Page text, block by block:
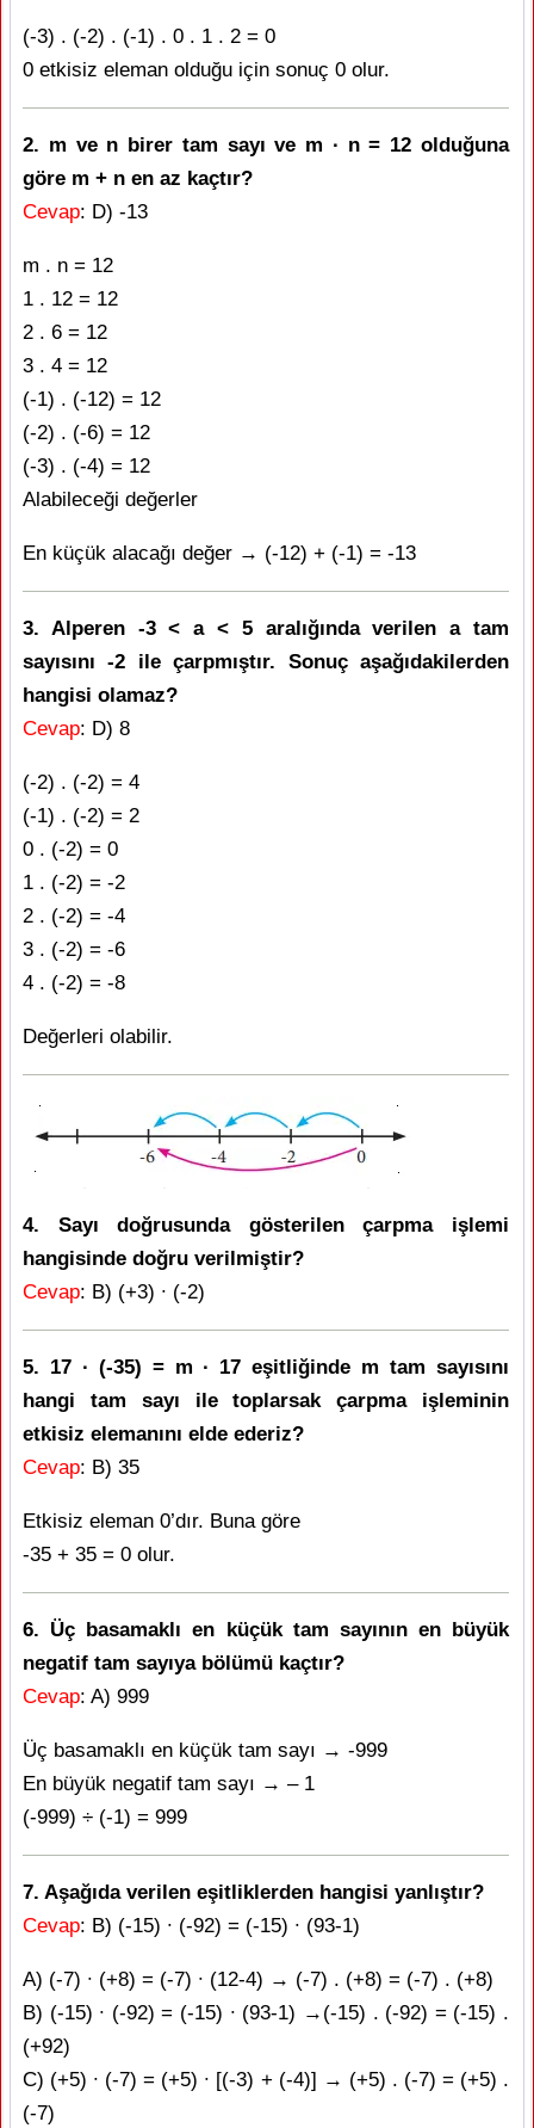
(-3) . (-2) . (-1) . 0 . 1 . 2 = 0
0 etkisiz eleman olduğu için sonuç 0 olur.
2. m ve n birer tam sayı ve m ∙ n = 12 olduğuna
göre m + n en az kaçtır?
Cevap: D) -13
m . n = 12
1 . 12 = 12
2 . 6 = 12
3 . 4 = 12
(-1) . (-12) = 12
(-2) . (-6) = 12
(-3) . (-4) = 12
Alabileceği değerler
En küçük alacağı değer → (-12) + (-1) = -13
3. Alperen -3 < a < 5 aralığında verilen a tam
sayısını -2 ile çarpmıştır. Sonuç aşağıdakilerden
hangisi olamaz?
Cevap: D) 8
(-2) . (-2) = 4
(-1) . (-2) = 2
0 . (-2) = 0
1 . (-2) = -2
2 . (-2) = -4
3 . (-2) = -6
4 . (-2) = -8
Değerleri olabilir.
4. Sayı doğrusunda gösterilen çarpma işlemi
hangisinde doğru verilmiştir?
Cevap: B) (+3) ∙ (-2)
5. 17 ∙ (-35) = m ∙ 17 eşitliğinde m tam sayısını
hangi tam sayı ile toplarsak çarpma işleminin
etkisiz elemanını elde ederiz?
Cevap: B) 35
Etkisiz eleman 0’dır. Buna göre
-35 + 35 = 0 olur.
6. Üç basamaklı en küçük tam sayının en büyük
negatif tam sayıya bölümü kaçtır?
Cevap: A) 999
Üç basamaklı en küçük tam sayı → -999
En büyük negatif tam sayı → – 1
(-999) ÷ (-1) = 999
7. Aşağıda verilen eşitliklerden hangisi yanlıştır?
Cevap: B) (-15) ∙ (-92) = (-15) ∙ (93-1)
A) (-7) ∙ (+8) = (-7) ∙ (12-4) → (-7) . (+8) = (-7) . (+8)
B) (-15) ∙ (-92) = (-15) ∙ (93-1) →(-15) . (-92) = (-15) .
(+92)
C) (+5) ∙ (-7) = (+5) ∙ [(-3) + (-4)] → (+5) . (-7) = (+5) .
(-7)